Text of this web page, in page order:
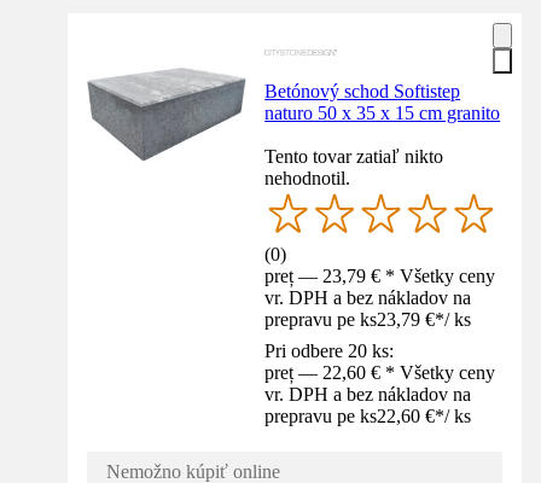
Betónový schod Softistep
naturo 50 x 35 x 15 cm granito
Tento tovar zatiaľ nikto
nehodnotil.
(0)
preț — 23,79 € * Všetky ceny
vr. DPH a bez nákladov na
prepravu pe ks23,79 €*/ ks
Pri odbere 20 ks:
preț — 22,60 € * Všetky ceny
vr. DPH a bez nákladov na
prepravu pe ks22,60 €*/ ks
Nemožno kúpiť online